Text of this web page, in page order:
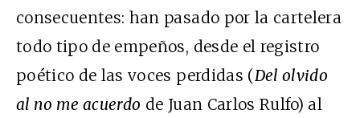
consecuentes: han pasado por la cartelera
todo tipo de empeños, desde el registro
poético de las voces perdidas (Del olvido
al no me acuerdo de Juan Carlos Rulfo) al